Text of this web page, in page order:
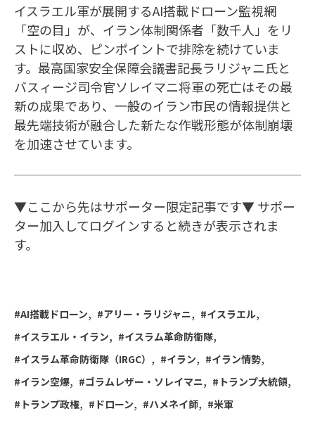
イスラエル軍が展開するAI搭載ドローン監視網
「空の目」が、イラン体制関係者「数千人」をリ
ストに収め、ピンポイントで排除を続けていま
す。最高国家安全保障会議書記長ラリジャニ氏と
バスィージ司令官ソレイマニ将軍の死亡はその最
新の成果であり、一般のイラン市民の情報提供と
最先端技術が融合した新たな作戦形態が体制崩壊
を加速させています。
▼ここから先はサポーター限定記事です▼ サポー
ター加入してログインすると続きが表示されま
す。
AI搭載ドローン アリー・ラリジャニ
イスラエル
イスラエル・イラン
イスラム革命防衛隊
イスラム革命防衛隊（IRGC）
イラン
イラン情勢
イラン空爆
ゴラムレザー・ソレイマニ
トランプ大統領
トランプ政権
ドローン ハメネイ師 米軍